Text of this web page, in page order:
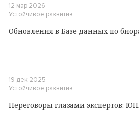
12 мар 2026
Устойчивое развитие
Обновления в Базе данных по
19 дек 2025
Устойчивое развитие
Переговоры глазами экспертов: